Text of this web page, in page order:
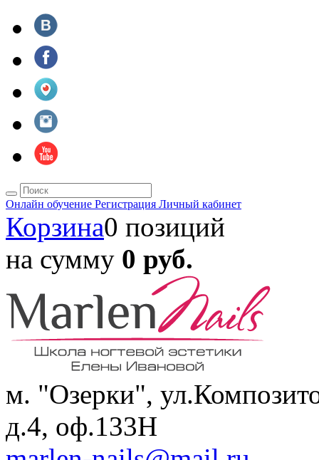
Онлайн обучение Регистрация Личный кабинет
Корзина0 позиций
на сумму 0 руб.
м. "Озерки",
д.4, оф.133H